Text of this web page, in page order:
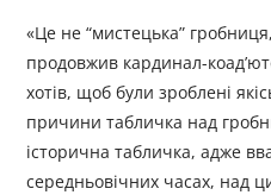
«Це не “мистецька”
продовжив кардинал-
хотів, щоб були зроблені
причини табличка над
історична табличка, адже
середньовічних часах, над